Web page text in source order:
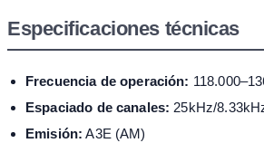
Especificaciones técnicas
Frecuencia de operación:
Espaciado de canales: 25kHz/
Emisión: A3E (AM)